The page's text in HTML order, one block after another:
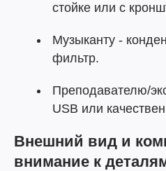
стойке или с
Музыканту -
фильтр.
Преподавателю/
USB или
Внешний вид и
внимание к